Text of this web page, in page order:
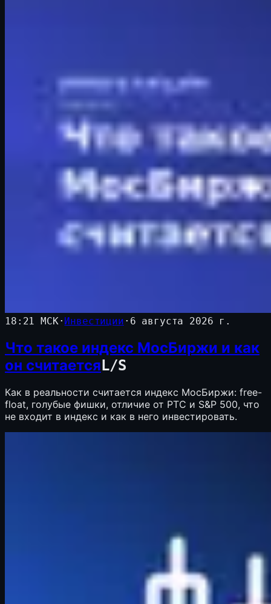
18:21 МСК· Инвестиции · 6 августа 2026 г.
Что такое индекс МосБиржи и как
он считаетсяL/S
Как в реальности считается индекс МосБиржи: free-
float, голубые фишки, отличие от РТС и S&P 500, что
не входит в индекс и как в него инвестировать.